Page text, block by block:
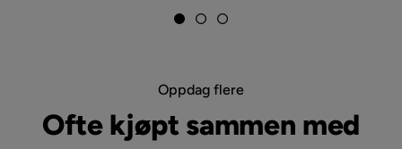
Produsentens navn på trekk
Komposisjon 100% polyester
Oppdag flere
Ofte kjøpt sammen med